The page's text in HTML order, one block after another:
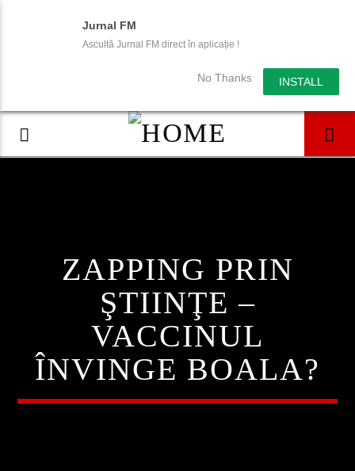
Jurnal FM
Ascultă Jurnal FM direct în aplicație !
No Thanks INSTALL
ZAPPING PRIN
ŞTIINŢE –
VACCINUL
ÎNVINGE BOALA?